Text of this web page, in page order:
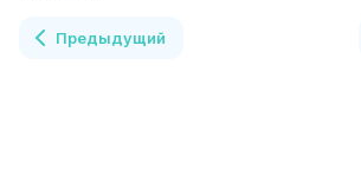
Предыдущий